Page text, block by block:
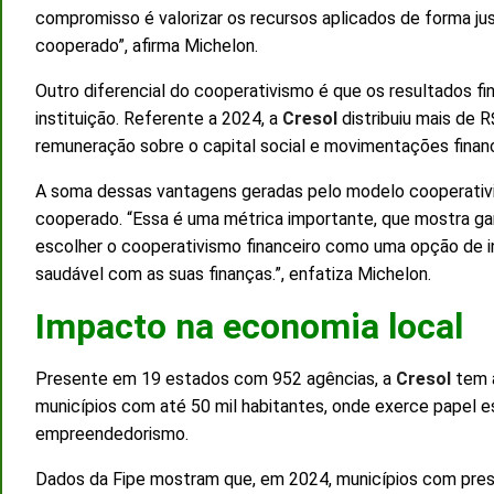
compromisso é valorizar os recursos aplicados de forma
cooperado”, afirma Michelon.
Outro diferencial do cooperativismo é que os resultados
instituição. Referente a 2024, a Cresol distribuiu mais de
remuneração sobre o capital social e movimentações
A soma dessas vantagens geradas pelo modelo
cooperado. “Essa é uma métrica importante, que mostra
escolher o cooperativismo financeiro como uma opção
saudável com as suas finanças.”, enfatiza Michelon.
Impacto na economia local
Presente em 19 estados com 952 agências, a Cresol tem
municípios com até 50 mil habitantes, onde exerce papel
empreendedorismo.
Dados da Fipe mostram que, em 2024, municípios com